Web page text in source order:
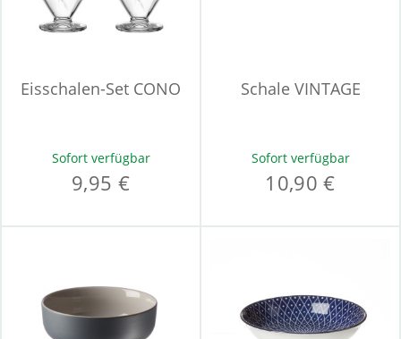
Eisschalen-Set CONO
Sofort verfügbar
9,95 €
Schale VINTAGE
Sofort verfügbar
10,90 €